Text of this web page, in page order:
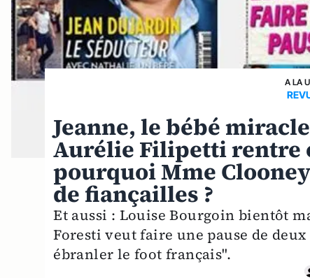
A LA
Jeanne, le bébé
Aurélie Filipetti rentre
pourquoi Mme
de fiançailles ?
Et aussi : Louise Bourgoin bientôt
Foresti veut faire une pause de
ébranler le foot français".